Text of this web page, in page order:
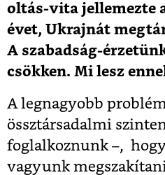
oltás-vita jellemezte
évet, Ukrajnát
A szabadság-
csökken. Mi lesz
A legnagyobb
össztársadalmi
foglalkoznunk –,
vagyunk